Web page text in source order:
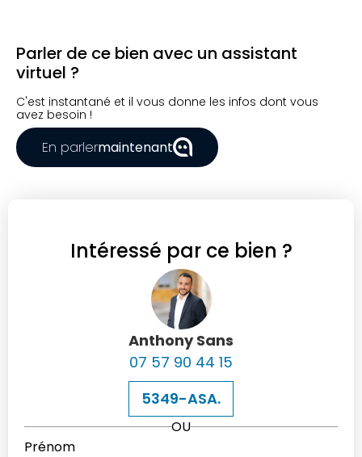
Parler de ce bien avec un assistant
virtuel ?
C'est instantané et il vous donne les infos dont vous
avez besoin !
En parlermaintenant
Intéressé par ce bien ?
Anthony Sans
07 57 90 44 15
5349-ASA.
OU
Prénom